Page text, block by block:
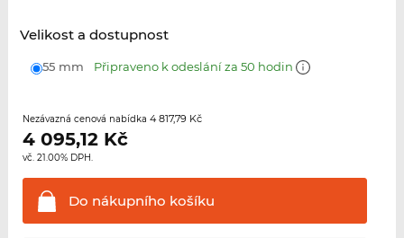
Velikost a dostupnost
55 mm Připraveno k odeslání za 50 hodin
Nezávazná cenová nabídka 4 817,79 Kč
4 095,12Kč
vč. 21.00% DPH.
Do nákupního košíku